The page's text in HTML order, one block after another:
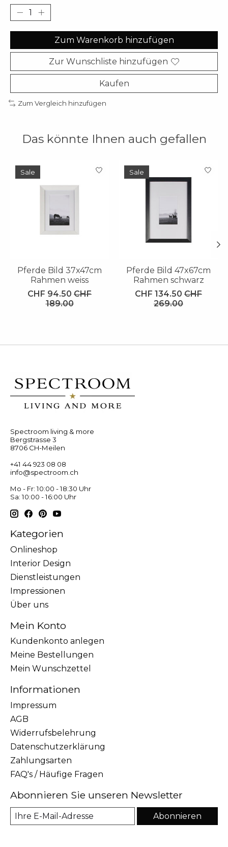
Zum Warenkorb hinzufügen
Zur Wunschliste hinzufügen
Kaufen
Zum Vergleich hinzufügen
Das könnte Ihnen auch gefallen
Produkt-Karussell-Artikel
Sale
Pferde Bild 37x47cm
Rahmen weiss
CHF 94.50 CHF
189.00
Sale
Pferde Bild 47x67cm
Rahmen schwarz
CHF 134.50 CHF
269.00
Spectroom living & more
Bergstrasse 3
8706 CH-Meilen
+41 44 923 08 08
info@spectroom.ch
Mo - Fr: 10:00 - 18:30 Uhr
Sa: 10:00 - 16:00 Uhr
Kategorien
Onlineshop
Interior Design
Dienstleistungen
Impressionen
Über uns
Mein Konto
Kundenkonto anlegen
Meine Bestellungen
Mein Wunschzettel
Informationen
Impressum
AGB
Widerrufsbelehrung
Datenschutzerklärung
Zahlungsarten
FAQ's / Häufige Fragen
Abonnieren Sie unseren Newsletter
Abonnieren